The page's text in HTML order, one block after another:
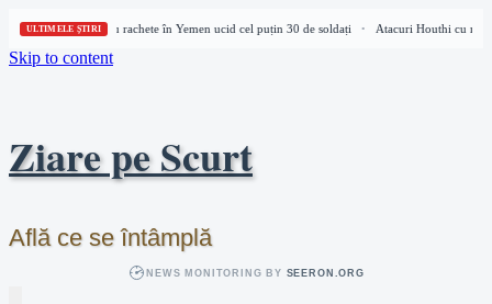
ULTIMELE ȘTIRI
Atacuri Houthi cu rachete în Yemen ucid cel puțin 30 de soldați Atacuri Houthi cu
Skip to content
Ziare pe Scurt
Află ce se întâmplă
NEWS MONITORING BY SEERON.ORG